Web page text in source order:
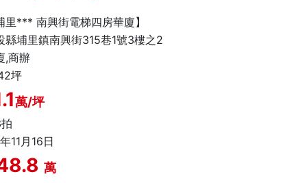
里*** 南興街電梯四房華廈】
縣埔里鎮南興街315巷1號3樓之2
,商辦
坪
萬/坪
11月16日
萬